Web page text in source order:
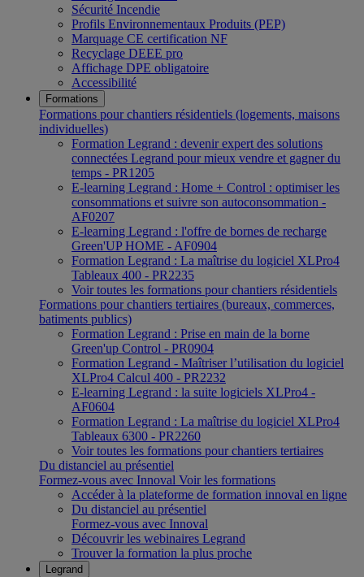
Sécurité Incendie
Profils Environnementaux Produits (PEP)
Marquage CE certification NF
Recyclage DEEE pro
Affichage DPE obligatoire
Accessibilité
Formations
Formations pour chantiers résidentiels (logements, maisons
individuelles)
Formation Legrand : devenir expert des solutions
connectées Legrand pour mieux vendre et gagner du
temps - PR1205
E-learning Legrand : Home + Control : optimiser les
consommations et suivre son autoconsommation -
AF0207
E-learning Legrand : l'offre de bornes de recharge
Green'UP HOME - AF0904
Formation Legrand : La maîtrise du logiciel XLPro4
Tableaux 400 - PR2235
Voir toutes les formations pour chantiers résidentiels
Formations pour chantiers tertiaires (bureaux, commerces,
batiments publics)
Formation Legrand : Prise en main de la borne
Green'up Control - PR0904
Formation Legrand - Maîtriser l’utilisation du logiciel
XLPro4 Calcul 400 - PR2232
E-learning Legrand : la suite logiciels XLPro4 -
AF0604
Formation Legrand : La maîtrise du logiciel XLPro4
Tableaux 6300 - PR2260
Voir toutes les formations pour chantiers tertiaires
Du distanciel au présentiel
Formez-vous avec Innoval Voir les formations
Accéder à la plateforme de formation innoval en ligne
Du distanciel au présentiel
Formez-vous avec Innoval
Découvrir les webinaires Legrand
Trouver la formation la plus proche
Legrand